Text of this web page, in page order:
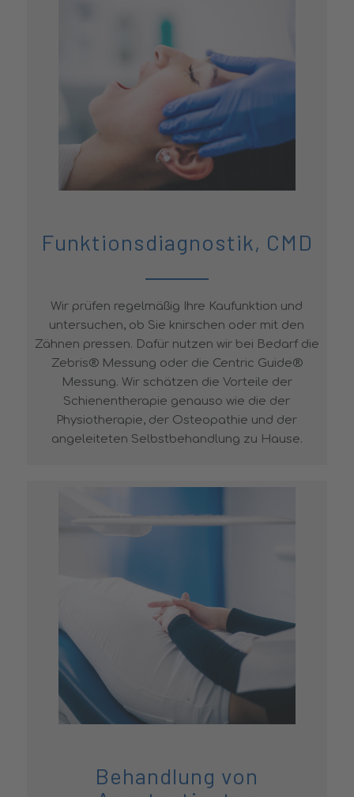
Funktionsdiagnostik, CMD
Wir prüfen regelmäßig Ihre Kaufunktion und
untersuchen, ob Sie knirschen oder mit den
Zähnen pressen. Dafür nutzen wir bei Bedarf die
Zebris® Messung oder die Centric Guide®
Messung. Wir schätzen die Vorteile der
Schienentherapie genauso wie die der
Physiotherapie, der Osteopathie und der
angeleiteten Selbstbehandlung zu Hause.
Behandlung von